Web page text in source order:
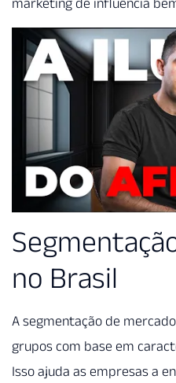
marketing de influência
no Brasil
A segmentação de
grupos com base em
Isso ajuda as empresas a